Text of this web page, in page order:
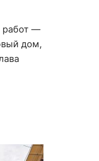
работ —
дом,